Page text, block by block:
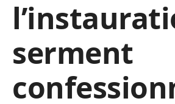
serment